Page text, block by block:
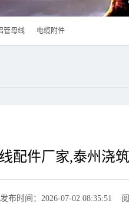
管母线 电缆附件
配件厂家,泰州浇
发布时间：2026-07-02 08:35:51